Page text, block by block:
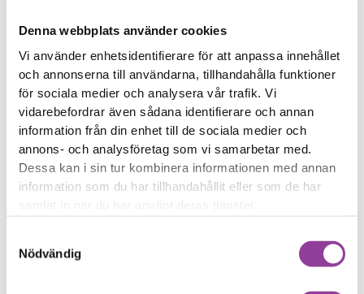
Denna webbplats använder cookies
Vi använder enhetsidentifierare för att anpassa innehållet
och annonserna till användarna, tillhandahålla funktioner
för sociala medier och analysera vår trafik. Vi
vidarebefordrar även sådana identifierare och annan
information från din enhet till de sociala medier och
annons- och analysföretag som vi samarbetar med.
Dessa kan i sin tur kombinera informationen med annan
information som du har tillhandahållit eller som de har
Nödvändig
Fler reparationer för samma
modell
Felsökning299,00kr
Rengöring299,00kr
Byte av bakre kamera